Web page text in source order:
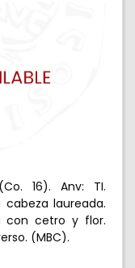
16). Anv: TI.
cabeza laureada.
con cetro y flor.
(MBC).